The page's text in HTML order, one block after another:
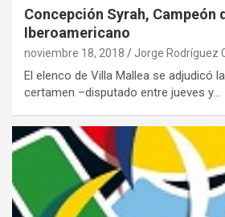
Concepción Syrah, Campeón
Iberoamericano
noviembre 18, 2018 Jorge Rodríguez
El elenco de Villa Mallea se adjudicó
certamen –disputado entre jueves y…